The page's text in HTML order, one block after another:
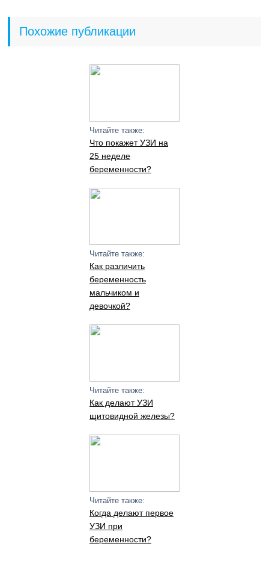
Похожие публикации
Читайте также:
Что покажет УЗИ на
25 неделе
беременности?
Читайте также:
Как различить
беременность
мальчиком и
девочкой?
Читайте также:
Как делают УЗИ
щитовидной железы?
Читайте также:
Когда делают первое
УЗИ при
беременности?